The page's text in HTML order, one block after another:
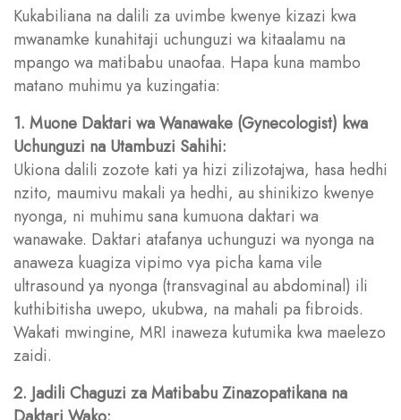
Kukabiliana na dalili za uvimbe kwenye kizazi kwa
mwanamke kunahitaji uchunguzi wa kitaalamu na
mpango wa matibabu unaofaa. Hapa kuna mambo
matano muhimu ya kuzingatia:
1. Muone Daktari wa Wanawake (Gynecologist) kwa
Uchunguzi na Utambuzi Sahihi:
Ukiona dalili zozote kati ya hizi zilizotajwa, hasa hedhi
nzito, maumivu makali ya hedhi, au shinikizo kwenye
nyonga, ni muhimu sana kumuona daktari wa
wanawake. Daktari atafanya uchunguzi wa nyonga na
anaweza kuagiza vipimo vya picha kama vile
ultrasound ya nyonga (transvaginal au abdominal) ili
kuthibitisha uwepo, ukubwa, na mahali pa fibroids.
Wakati mwingine, MRI inaweza kutumika kwa maelezo
zaidi.
2. Jadili Chaguzi za Matibabu Zinazopatikana na